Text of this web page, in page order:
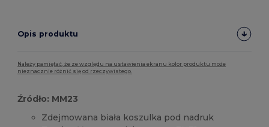
Opis produktu
Należy pamiętać, że ze względu na ustawienia ekranu kolor produktu może
nieznacznie różnić się od rzeczywistego.
Źródło: MM23
Zdejmowana biała koszulka pod nadruk